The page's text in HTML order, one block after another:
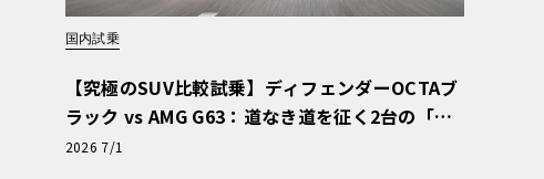
国内試乗
【究極のSUV比較試乗】ディフェンダーOCTAブ
ラック vs AMG G63：道なき道を征く2台の「対
極的アプローチ」
2026 7/1